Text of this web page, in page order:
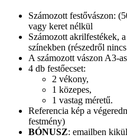
Számozott festővászon:
vagy keret nélkül
Számozott akrilfestékek,
színekben (részedről
A számozott vászon A3-
4 db festőecset:
2 vékony,
1 közepes,
1 vastag méretű.
Referencia kép a
festmény)
BÓNUSZ: emailben